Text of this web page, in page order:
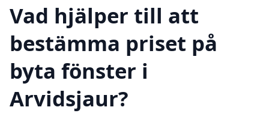
Vad hjälper till att
bestämma priset på
byta fönster i
Arvidsjaur?